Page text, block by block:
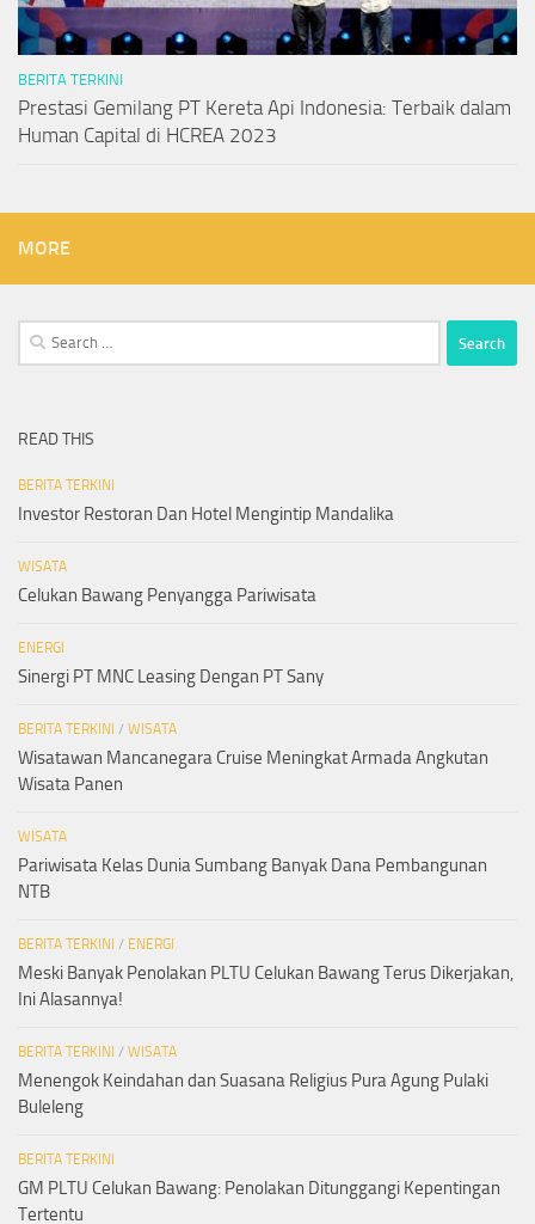
BERITA TERKINI
Prestasi Gemilang PT Kereta Api Indonesia: Terbaik dalam
Human Capital di HCREA 2023
MORE
Search
for:
READ THIS
BERITA TERKINI
Investor Restoran Dan Hotel Mengintip Mandalika
WISATA
Celukan Bawang Penyangga Pariwisata
ENERGI
Sinergi PT MNC Leasing Dengan PT Sany
BERITA TERKINI / WISATA
Wisatawan Mancanegara Cruise Meningkat Armada Angkutan
Wisata Panen
WISATA
Pariwisata Kelas Dunia Sumbang Banyak Dana Pembangunan
NTB
BERITA TERKINI / ENERGI
Meski Banyak Penolakan PLTU Celukan Bawang Terus Dikerjakan,
Ini Alasannya!
BERITA TERKINI / WISATA
Menengok Keindahan dan Suasana Religius Pura Agung Pulaki
Buleleng
BERITA TERKINI
GM PLTU Celukan Bawang: Penolakan Ditunggangi Kepentingan
Tertentu